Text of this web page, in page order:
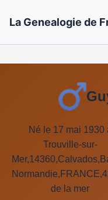
La Genealogie de
Né le 17 mai 1930
Trouville-sur-
de la mer